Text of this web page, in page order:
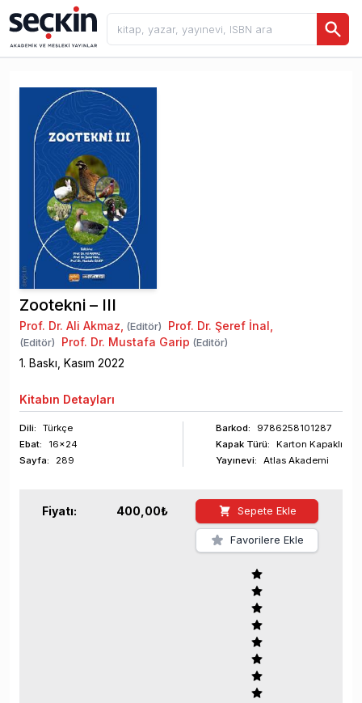
Zootekni – III
Prof. Dr. Ali Akmaz, (Editör) Prof. Dr. Şeref İnal,
(Editör) Prof. Dr. Mustafa Garip (Editör)
1. Baskı, Kasım 2022
Kitabın Detayları
Dili:
Türkçe
Ebat:
16x24
Sayfa: 289
Barkod:
9786258101287
Kapak Türü:
Karton Kapaklı
Yayınevi:
Atlas Akademi
Fiyatı: 400,00₺ Sepete Ekle
Favorilere Ekle